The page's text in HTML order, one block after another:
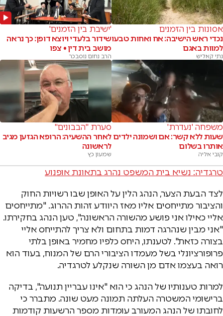
אסונות בין הזמנים
נכדי ראש הישיבה: אח ואחות טבעו
למוות באגם
נתי קאליש
'ישיבת בין הזמנים'
שידור בלעדי ויוצא דופן: כך נראה
מושב בית דין • צפו
הרב נחום נוסבכר
משפחה 'נעדרת'
שעות ללא קשר: אם ושמונה ילדים
אותרו בשלום
קובי אליה
סערת "הבבונים"
לאחר ההשעיה: הרופא הגזען מגיב
לראשונה
שמעון כץ
טרגדיה: נשיא בית המשפט נהרג בתאונת אופנוע
לצד הבעת הצער, הנהג הלין על האופן שבו רשויות החוק
והציבור מתייחסים אליו מאז היוודע זהות ההרוג. "מתייחסים
אליי כאילו אני פושע מהשורה הראשונה", טען הנהג בחקירתו.
"אני מבין שנהרגה דמות בתחום ולא צריך להתייחס אליי
בצורה כזאת". לטענתו, היחס כלפיו מחמיר באופן בלתי
פרופורציונלי בשל מעמדו הציבורי הרם של המנוח, בעוד הוא
רואה בעצמו אדם מן השורה שנקלע לטרגדיה.
למרות טענותיו של הנהג כי הוא "אינו עבריין תנועה", בדיקה
ברישומי המשטרה העלתה תמונה מעט שונה. מתברר כי
לחובתו של הנהג המעורב עומדות מספר הרשעות קודמות